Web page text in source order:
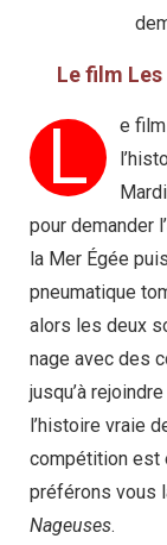
Le film
L e film
pour demander
la Mer Égée
pneumatique
alors les deux
nage avec des
jusqu’à
l’histoire vraie
compétition est
préférons vous
Nageuses.